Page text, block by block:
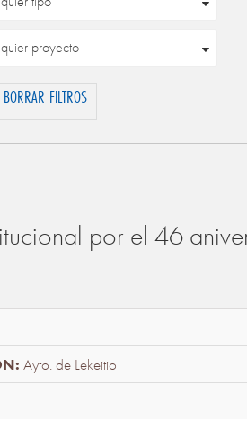
BORRAR FILTROS
por el 46
Ayto. de Lekeitio